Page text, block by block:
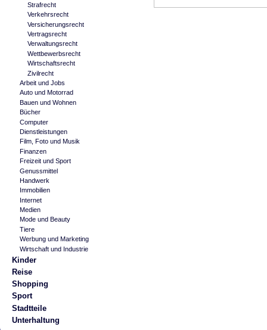
Strafrecht
Verkehrsrecht
Versicherungsrecht
Vertragsrecht
Verwaltungsrecht
Wettbewerbsrecht
Wirtschaftsrecht
Zivilrecht
Arbeit und Jobs
Auto und Motorrad
Bauen und Wohnen
Bücher
Computer
Dienstleistungen
Film, Foto und Musik
Finanzen
Freizeit und Sport
Genussmittel
Handwerk
Immobilien
Internet
Medien
Mode und Beauty
Tiere
Werbung und Marketing
Wirtschaft und Industrie
Kinder
Reise
Shopping
Sport
Stadtteile
Unterhaltung